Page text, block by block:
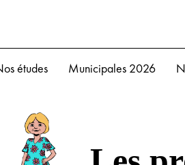
études Municipales 2026